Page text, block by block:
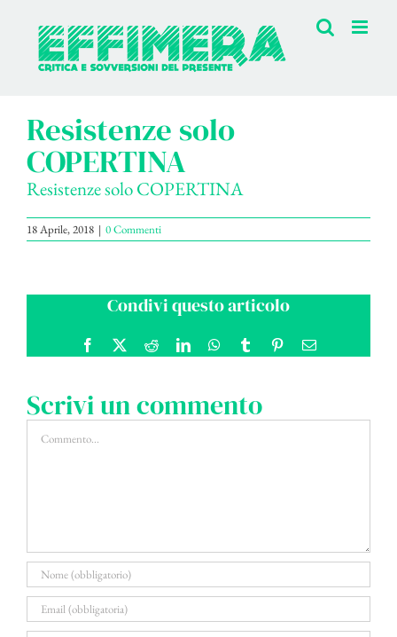
contenuto
Resistenze solo
COPERTINA
Resistenze solo COPERTINA
18 Aprile, 2018 | 0 Commenti
Condivi questo articolo
Facebook RedditLinkedInWhatsApp
Tumblr PinterestEmail
Scrivi un commento
Commento